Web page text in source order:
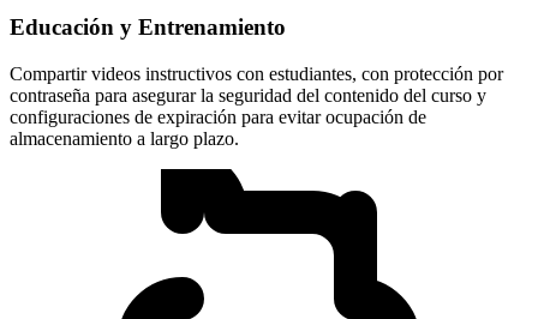
Educación y Entrenamiento
Compartir videos instructivos con estudiantes, con protección por
contraseña para asegurar la seguridad del contenido del curso y
configuraciones de expiración para evitar ocupación de
almacenamiento a largo plazo.